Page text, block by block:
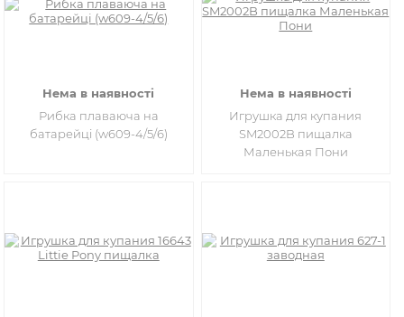
Нема в наявності
Рибка плаваюча на
батарейці (w609-4/5/6)
Нема в наявності
Игрушка для купания
SM2002B пищалка
Маленькая Пони